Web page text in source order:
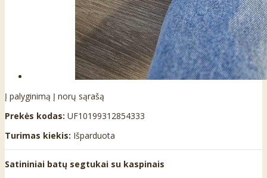
Į palyginimą Į norų sąrašą
Prekės kodas: UF10199312854333
Turimas kiekis: Išparduota
Satininiai batų segtukai su kaspinais